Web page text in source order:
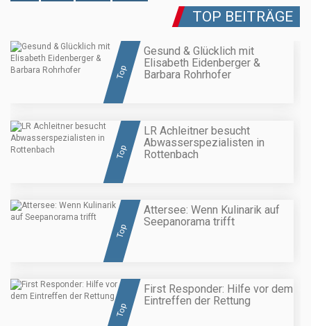
TOP BEITRÄGE
Top
Gesund & Glücklich mit
Elisabeth Eidenberger &
Barbara Rohrhofer
Top
LR Achleitner besucht
Abwasserspezialisten in
Rottenbach
Top
Attersee: Wenn Kulinarik auf
Seepanorama trifft
Top
First Responder: Hilfe vor dem
Eintreffen der Rettung